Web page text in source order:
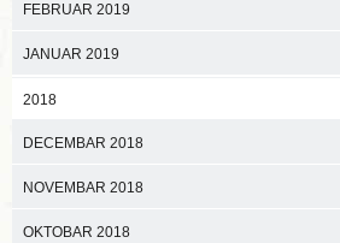
FEBRUAR 2019
JANUAR 2019
2018
DECEMBAR 2018
NOVEMBAR 2018
OKTOBAR 2018